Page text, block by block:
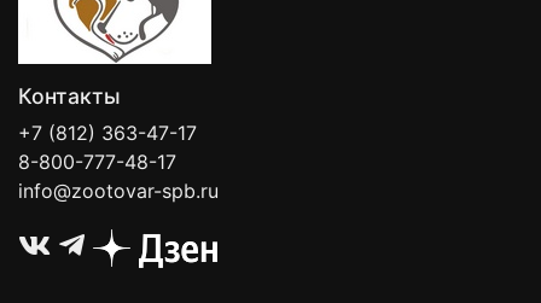
Контакты
+7 (812) 363-47-17
8-800-777-48-17
info@zootovar-spb.ru